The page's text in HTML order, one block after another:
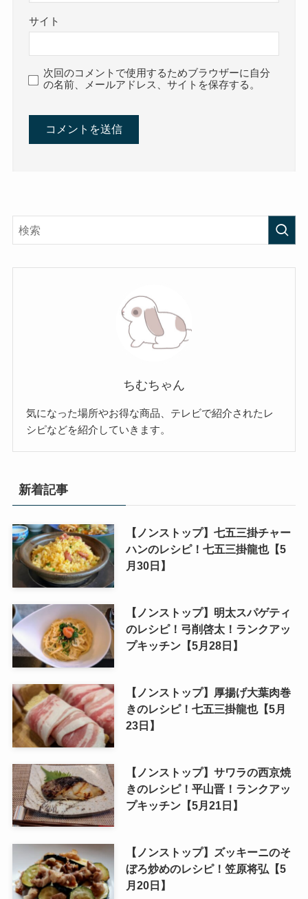
サイト
次回のコメントで使用するためブラウザーに自分
の名前、メールアドレス、サイトを保存する。
ちむちゃん
気になった場所やお得な商品、テレビで紹介されたレ
シピなどを紹介していきます。
新着記事
【ノンストップ】七五三掛チャー
ハンのレシピ！七五三掛龍也【5
月30日】
【ノンストップ】明太スパゲティ
のレシピ！弓削啓太！ランクアッ
プキッチン【5月28日】
【ノンストップ】厚揚げ大葉肉巻
きのレシピ！七五三掛龍也【5月
23日】
【ノンストップ】サワラの西京焼
きのレシピ！平山晋！ランクアッ
プキッチン【5月21日】
【ノンストップ】ズッキーニのそ
ぼろ炒めのレシピ！笠原将弘【5
月20日】